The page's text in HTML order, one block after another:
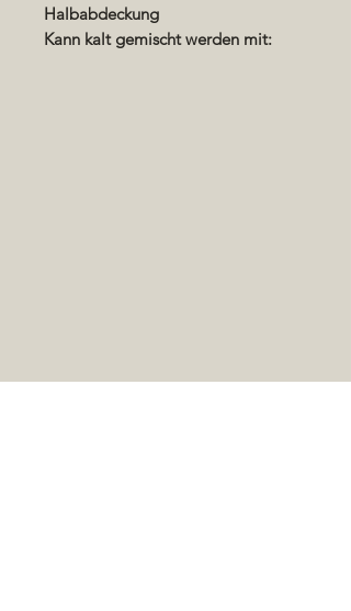
Halbabdeckung
Kann kalt gemischt werden mit: